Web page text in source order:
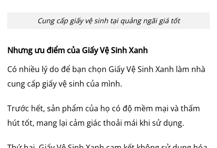
Cung cấp giấy vệ sinh tại quảng ngãi giá tốt
Nhưng ưu điểm của Giấy Vệ Sinh Xanh
Có nhiều lý do để bạn chọn Giấy Vệ Sinh Xanh làm nhà
cung cấp giấy vệ sinh của mình.
Trước hết, sản phẩm của họ có độ mềm mại và thấm
hút tốt, mang lại cảm giác thoải mái khi sử dụng.